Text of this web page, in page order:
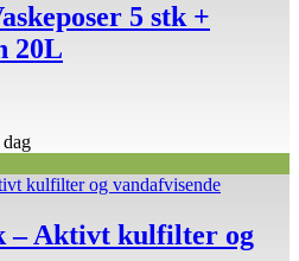
5 stk +
20L
– Aktivt kulfilter og